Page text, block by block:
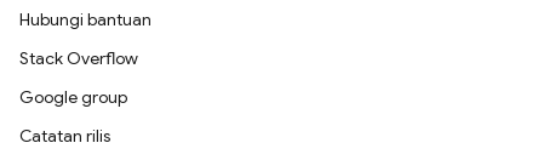
Hubungi bantuan
Stack Overflow
Google group
Catatan rilis